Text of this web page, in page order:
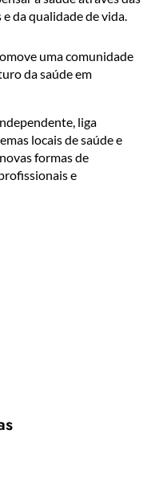
da qualidade de vida.
uma comunidade
da saúde em
liga
locais de saúde e
formas de
e